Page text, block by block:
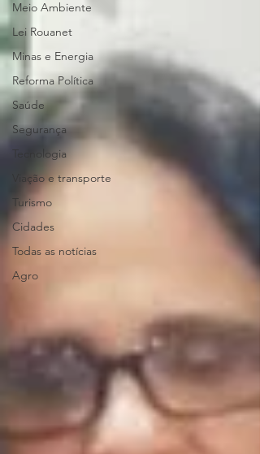
Meio Ambiente
Lei Rouanet
Minas e Energia
Reforma Política
Saúde
Segurança
Tecnologia
Viação e transporte
Turismo
Cidades
Todas as notícias
Agro